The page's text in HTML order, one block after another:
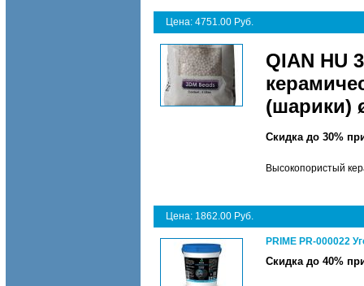
Цена: 4751.00 Руб.
QIAN HU
(шарики)
Скидка до 30%
Высокопористый
Цена: 1862.00 Руб.
PRIME PR-000022
Скидка до 40%